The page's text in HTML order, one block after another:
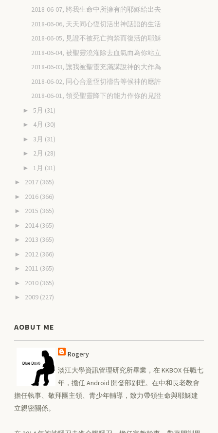
2018-06-07, 將我生命中所擁有的耶穌給出去
2018-06-06, 天天同心恆切活出神話語的生活
2018-06-05, 見證不被死亡拘禁而復活的耶穌
2018-06-04, 被聖靈澆灌除去血氣而為你站立
2018-06-03, 讓我被聖靈充滿講說神的大作為
2018-06-02, 同心合意恆切禱告等候神的應許
2018-06-01, 領受聖靈降下的能力作你的見證
► 5月 (31)
► 4月 (30)
► 3月 (31)
► 2月 (28)
► 1月 (31)
► 2017 (365)
► 2016 (366)
► 2015 (365)
► 2014 (365)
► 2013 (365)
► 2012 (366)
► 2011 (365)
► 2010 (365)
► 2009 (227)
AOBUT ME
Rogery
淡江大學資訊管理研究所畢業，在 KKBOX 任職七
年，擔任 Android 開發部副理。在中和長老教會
擔任執事、敬拜團主領、青少年輔導，致力帶領生命與耶穌建
立親密關係。